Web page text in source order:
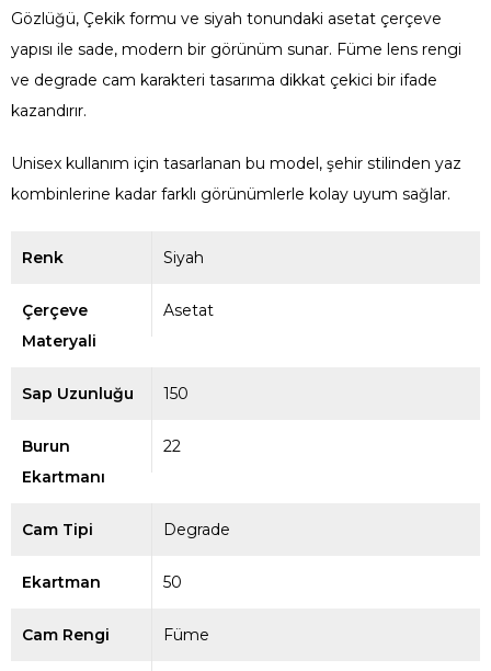
Gözlüğü, Çekik formu ve siyah tonundaki asetat çerçeve
yapısı ile sade, modern bir görünüm sunar. Füme lens rengi
ve degrade cam karakteri tasarıma dikkat çekici bir ifade
kazandırır.
Unisex kullanım için tasarlanan bu model, şehir stilinden yaz
kombinlerine kadar farklı görünümlerle kolay uyum sağlar.
Renk Siyah
Çerçeve
Materyali
Asetat
Sap Uzunluğu 150
Burun
Ekartmanı
22
Cam Tipi Degrade
Ekartman 50
Cam Rengi Füme